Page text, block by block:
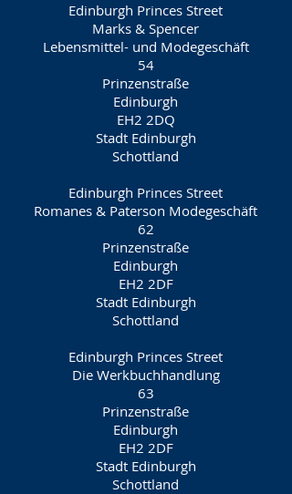
Edinburgh Princes Street
Marks & Spencer
Lebensmittel- und Modegeschäft
54
Prinzenstraße
Edinburgh
EH2 2DQ
Stadt Edinburgh
Schottland
Edinburgh Princes Street
Romanes & Paterson Modegeschäft
62
Prinzenstraße
Edinburgh
EH2 2DF
Stadt Edinburgh
Schottland
Edinburgh Princes Street
Die Werkbuchhandlung
63
Prinzenstraße
Edinburgh
EH2 2DF
Stadt Edinburgh
Schottland